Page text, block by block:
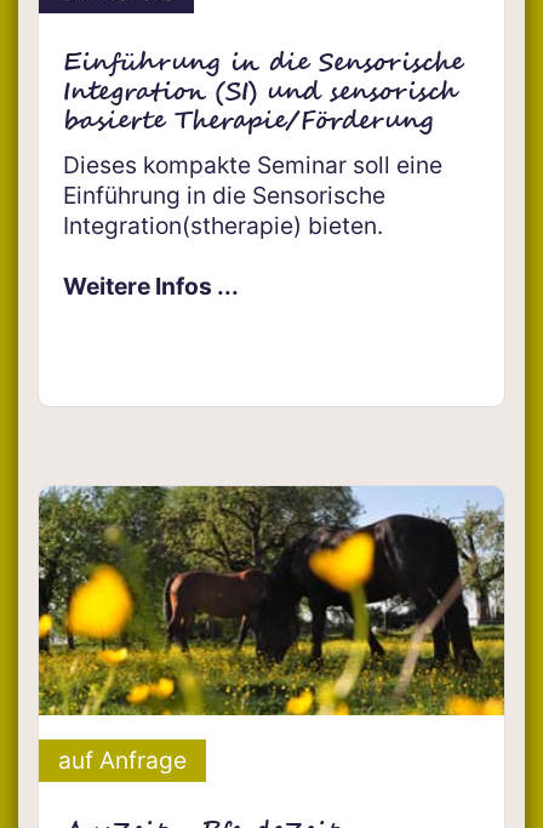
Einführung in die Sensorische
Integration (SI) und sensorisch
basierte Therapie/Förderung
Dieses kompakte Seminar soll eine
Einführung in die Sensorische
Integration(stherapie) bieten.
Weitere Infos ...
auf Anfrage